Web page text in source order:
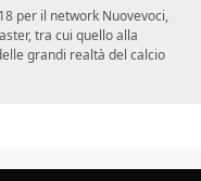
per il network Nuovevoci,
tra cui quello alla
grandi realtà del calcio